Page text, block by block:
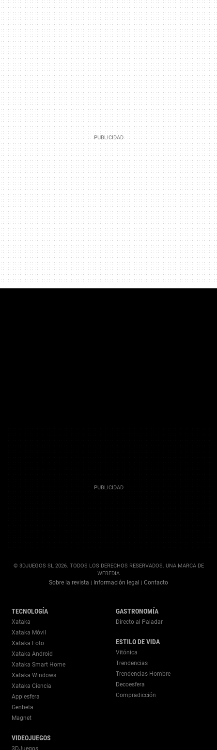
© 3DJUEGOS SL 2026. TODOS LOS DERECHOS RESERVADOS. UNA MARCA DE
WEBEDIA
Sobre la revista Información legal Contacto
TECNOLOGÍA
Xataka
Xataka Móvil
Xataka Foto
Xataka Android
Xataka Smart Home
Xataka Windows
Xataka Ciencia
Applesfera
Genbeta
Magnet
VIDEOJUEGOS
GASTRONOMÍA
Directo al Paladar
ESTILO DE VIDA
Vitónica
Trendencias
Trendencias Hombre
Decoesfera
Compradicción